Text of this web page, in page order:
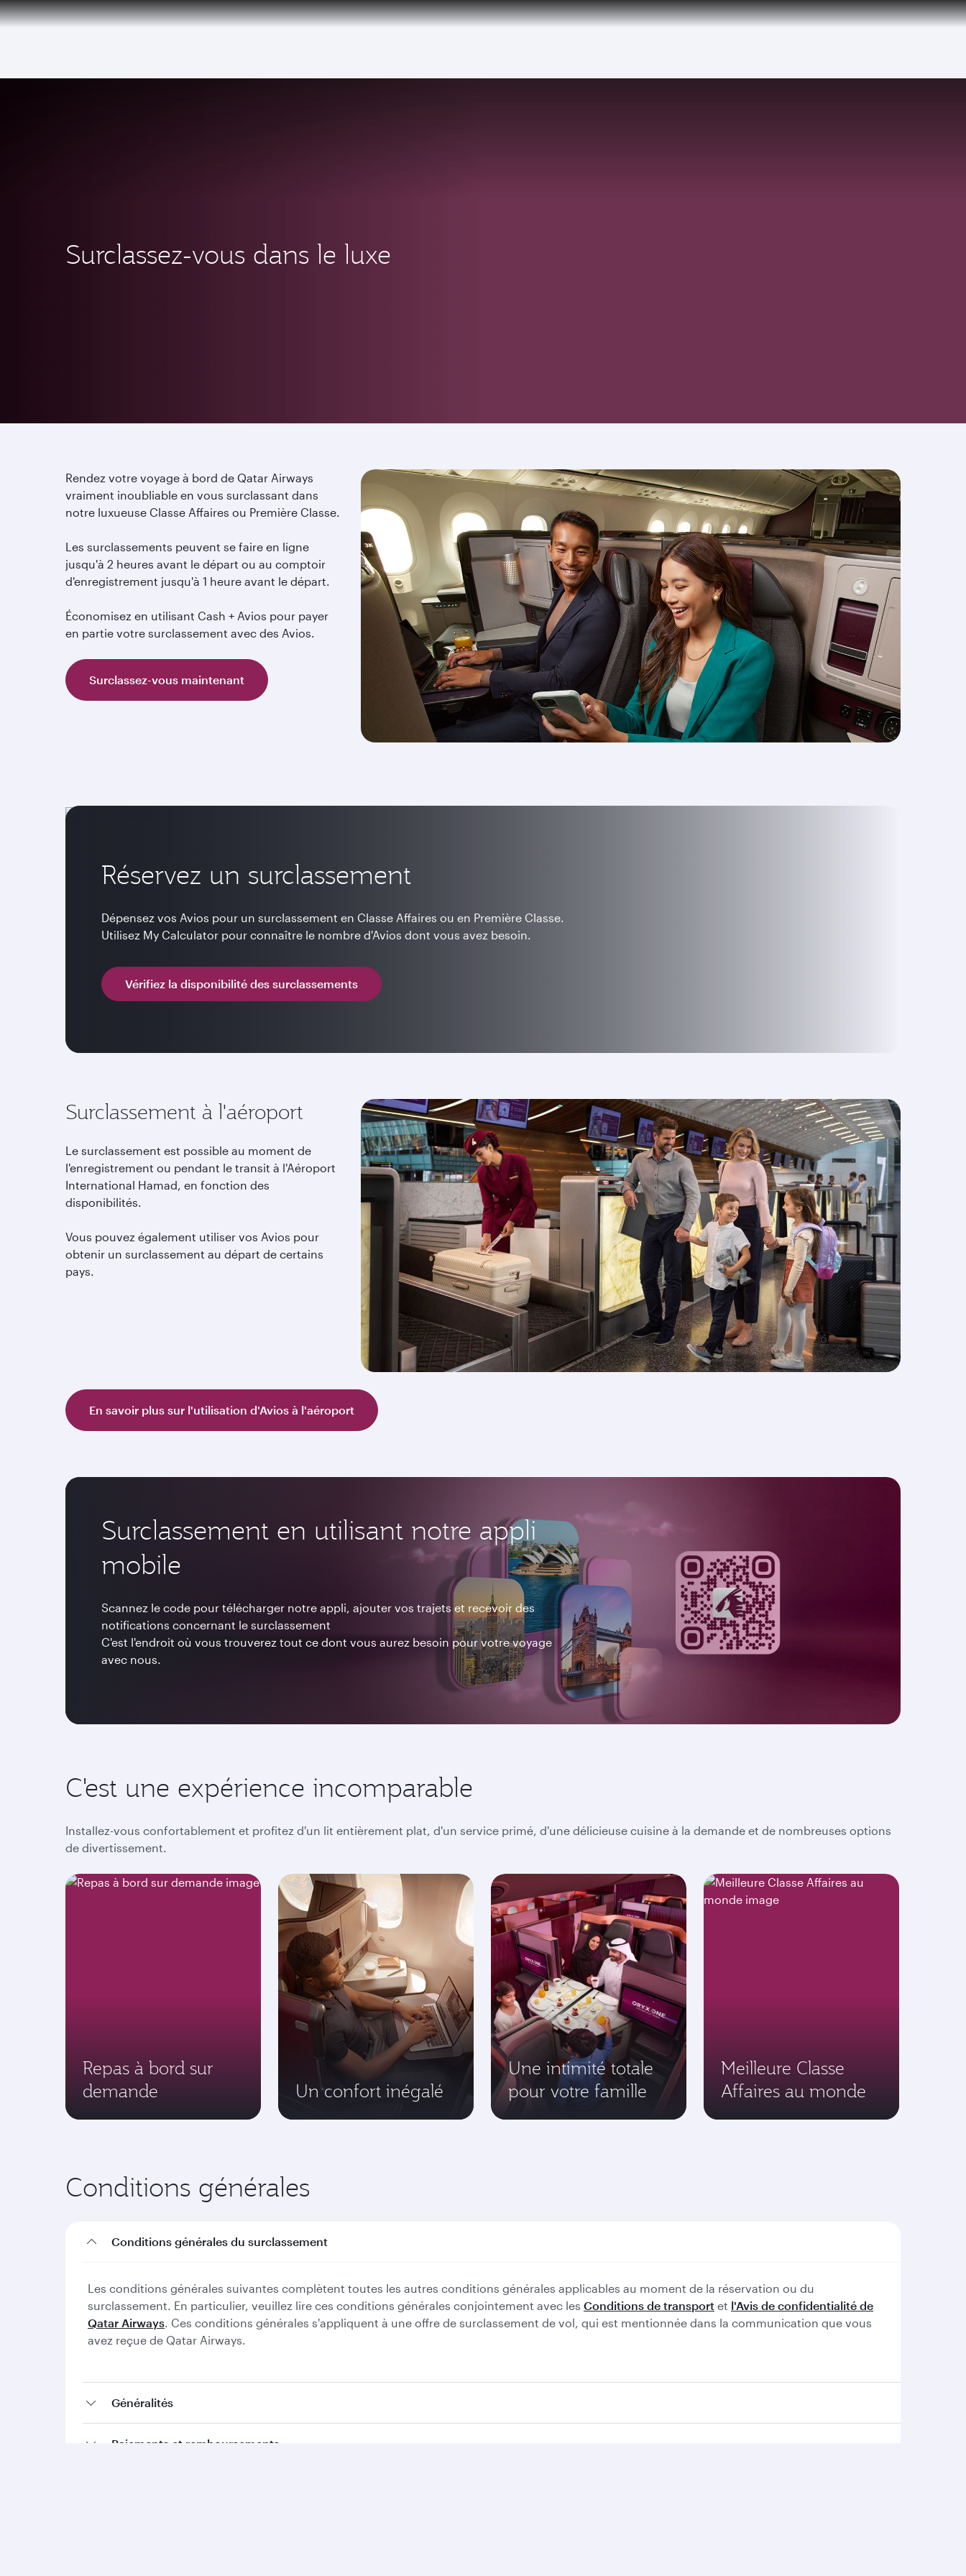
Qatar Airways Expands Global Network to over 160 Destinations
Surclassez-vous dans le luxe
Rendez votre voyage à bord de Qatar Airways
vraiment inoubliable en vous surclassant dans
notre luxueuse Classe Affaires ou Première Classe.
Les surclassements peuvent se faire en ligne
jusqu'à 2 heures avant le départ ou au comptoir
d'enregistrement jusqu'à 1 heure avant le départ.
Économisez en utilisant Cash + Avios pour payer
en partie votre surclassement avec des Avios.
Surclassez-vous maintenant
Réservez un surclassement
Dépensez vos Avios pour un surclassement en Classe Affaires ou en Première Classe.
Utilisez My Calculator pour connaître le nombre d'Avios dont vous avez besoin.
Vérifiez la disponibilité des surclassements
Surclassement à l'aéroport
Le surclassement est possible au moment de
l'enregistrement ou pendant le transit à l'Aéroport
International Hamad, en fonction des
disponibilités.
Vous pouvez également utiliser vos Avios pour
obtenir un surclassement au départ de certains
pays.
En savoir plus sur l'utilisation d'Avios à l'aéroport
Surclassement en utilisant notre appli
mobile
Scannez le code pour télécharger notre appli, ajouter vos trajets et recevoir des
notifications concernant le surclassement
C'est l'endroit où vous trouverez tout ce dont vous aurez besoin pour votre voyage
avec nous.
C'est une expérience incomparable
Installez-vous confortablement et profitez d'un lit entièrement plat, d'un service primé, d'une délicieuse cuisine à la demande et de nombreuses options
de divertissement.
Repas à bord sur
demande
Un confort inégalé
Une intimité totale
pour votre famille
Meilleure Classe
Affaires au monde
Conditions générales
Conditions générales du surclassement
Les conditions générales suivantes complètent toutes les autres conditions générales applicables au moment de la réservation ou du
surclassement. En particulier, veuillez lire ces conditions générales conjointement avec les Conditions de transport et l'Avis de confidentialité de
Qatar Airways. Ces conditions générales s'appliquent à une offre de surclassement de vol, qui est mentionnée dans la communication que vous
avez reçue de Qatar Airways.
Généralités
Paiements et remboursements